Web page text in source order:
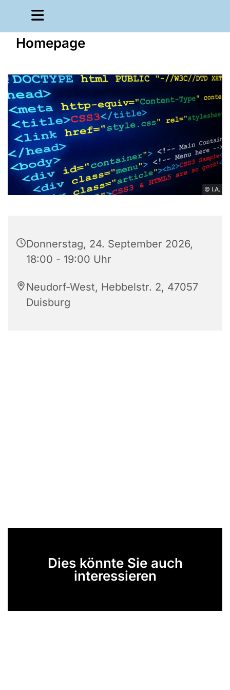
Homepage
© I.A.
Donnerstag, 24. September 2026,
18:00 - 19:00 Uhr
Neudorf-West, Hebbelstr. 2, 47057
Duisburg
Dies könnte Sie auch
interessieren